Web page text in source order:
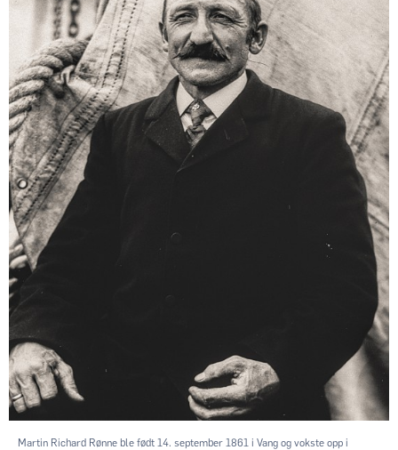
Martin Richard Rønne ble født 14. september 1861 i Vang og vokste opp i